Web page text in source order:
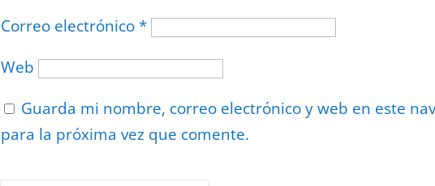
Correo electrónico *
Web
Guarda mi nombre, correo electrónico y web en este
para la próxima vez que comente.